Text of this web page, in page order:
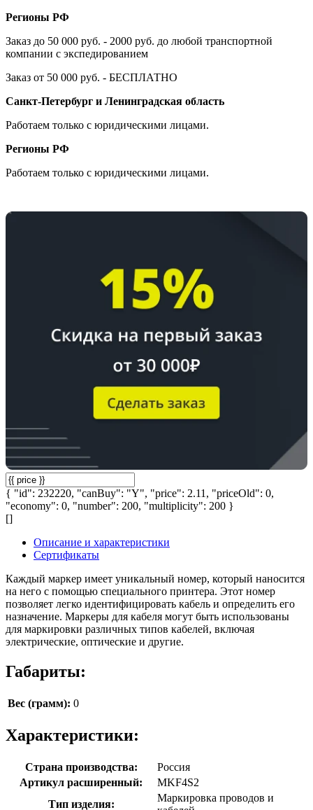
Регионы РФ
Заказ до 50 000 руб. - 2000 руб. до любой транспортной
компании с экспедированием
Заказ от 50 000 руб. - БЕСПЛАТНО
Санкт-Петербург и Ленинградская область
Работаем только с юридическими лицами.
Регионы РФ
Работаем только с юридическими лицами.
{ "id": 232220, "canBuy": "Y", "price": 2.11, "priceOld": 0,
"economy": 0, "number": 200, "multiplicity": 200 }
[]
Описание и характеристики
Сертификаты
Каждый маркер имеет уникальный номер, который наносится
на него с помощью специального принтера. Этот номер
позволяет легко идентифицировать кабель и определить его
назначение. Маркеры для кабеля могут быть использованы
для маркировки различных типов кабелей, включая
электрические, оптические и другие.
Габариты:
Вес (грамм): 0
Характеристики:
Страна производства:
Россия
Артикул расширенный:
MKF4S2
Тип изделия:
Маркировка проводов и